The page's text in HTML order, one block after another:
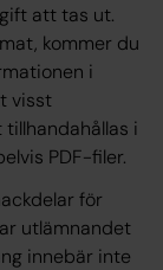
att tas ut.
kommer du
i
visst
i
PDF-filer.
för
utlämnandet
innebär inte